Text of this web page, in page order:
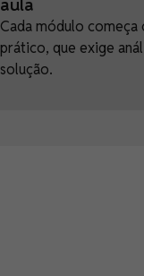
aula
Cada módulo começa
prático, que exige
solução.